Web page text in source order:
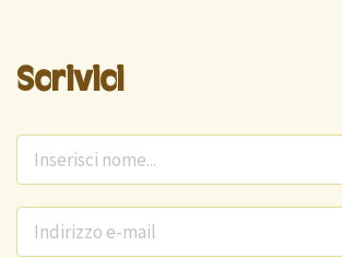
Scrivici